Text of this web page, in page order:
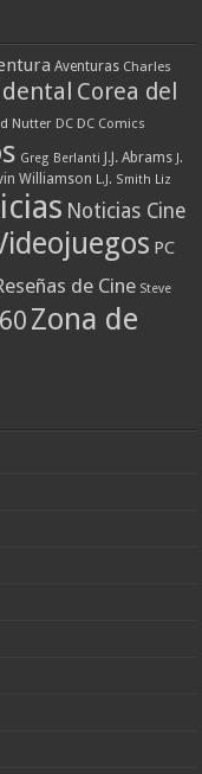
Aventuras Charles
Corea del
Nutter DC DC Comics
Greg Berlanti J.J. Abrams J.
Williamson L.J. Smith Liz
Noticias Cine
PC
de Cine Steve
Zona de